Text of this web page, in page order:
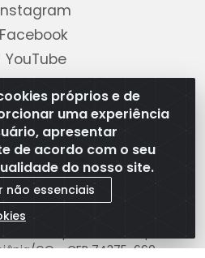
próprios e de
uma experiência
apresentar
de acordo com o seu
do nosso site.
não essenciais
Facebook
YouTube
Linkedin
Pagamento
LTDA - CNPJ
GO - CEP 74375-660